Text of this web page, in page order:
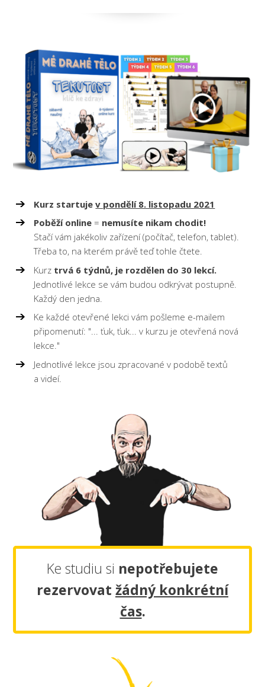
Kurz startujev pondělí 8. listopadu 2021
Poběží online = nemusíte nikam chodit!
Stačí vám jakékoliv zařízení (počítač, telefon, tablet).
Třeba to, na kterém právě teď tohle čtete.
Kurz trvá 6 týdnů, je rozdělen do 30 lekcí.
Jednotlivé lekce se vám budou odkrývat postupně.
Každý den jedna.
Ke každé otevřené lekci vám pošleme e-mailem
připomenutí: "... ťuk, ťuk... v kurzu je otevřená nová
lekce."
Jednotlivé lekce jsou zpracované v podobě textů
a videí.
Ke studiu si nepotřebujete
rezervovat žádný konkrétní
čas.